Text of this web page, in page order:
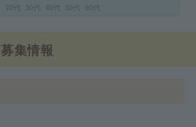
募集情報